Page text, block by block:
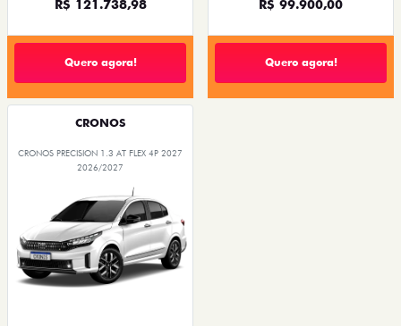
R$ 121.738,98
Quero agora!
R$ 99.900,00
Quero agora!
CRONOS
CRONOS PRECISION 1.3 AT FLEX 4P 2027
2026/2027